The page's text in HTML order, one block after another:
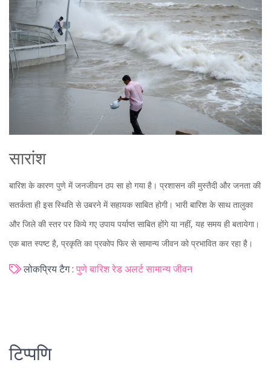
सारांश
बारिश के कारण पुणे में जनजीवन ठप सा हो गया है। प्रशासन की मुस्तैदी और जनता की
सतर्कता ही इस स्थिति से उबरने में सहायक साबित होगी। भारी बारिश के साथ तालुका
और जिले की स्तर पर किये गए उपाय पर्याप्त साबित होंगे या नहीं, यह समय ही बतायेगा।
एक बात स्पष्ट है, प्रकृति का प्रकोप फिर से सामान्य जीवन को प्रभावित कर रहा है।
लोकप्रिय टैग : पुणे बारिश रेड अलर्ट सामान्य जीवन
टिप्पणि